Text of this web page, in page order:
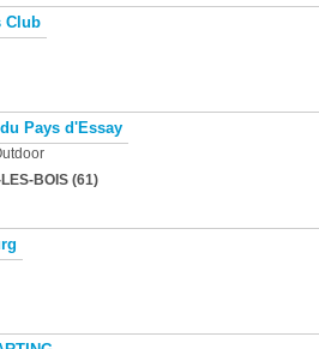
Club
Pays d'Essay
BOIS (61)